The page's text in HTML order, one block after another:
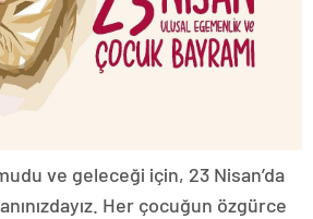
ve geleceği için, 23 Nisan’da
Her çocuğun özgürce